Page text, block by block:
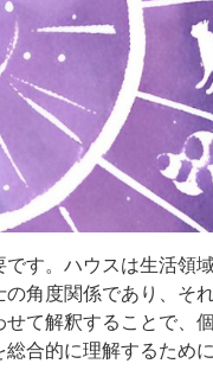
す。ハウスは生活領
角度関係であり、そ
て解釈することで、
合的に理解するため